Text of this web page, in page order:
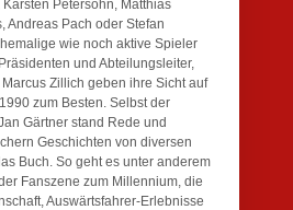
Petersohn, Matthias
Andreas Pach oder Stefan
wie noch aktive Spieler
und Abteilungsleiter,
Zillich geben ihre Sicht auf
zum Besten. Selbst der
Gärtner stand Rede und
Geschichten von diversen
Buch. So geht es unter anderem
Fanszene zum Millennium, die
Auswärtsfahrer-Erlebnisse